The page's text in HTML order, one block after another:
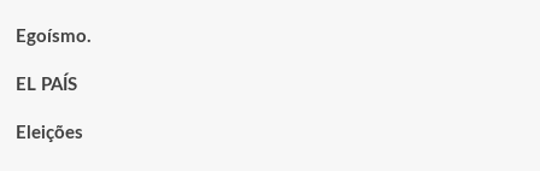
Egoísmo.
EL PAÍS
Eleições